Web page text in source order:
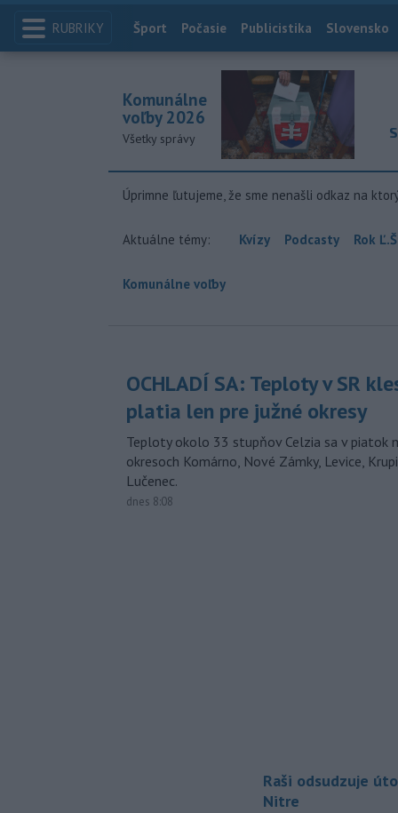
RUBRIKY Index
Šport Počasie Publicistika Slovensko
Komunálne
voľby 2026
Všetky správy
Úprimne ľutujeme, že sme nenašli odkaz na
Aktuálne témy: Kvízy Podcasty Rok
Komunálne voľby
OCHLADÍ SA: Teploty v SR
platia len pre južné okresy
Teploty okolo 33 stupňov Celzia sa v piatok
okresoch Komárno, Nové Zámky, Levice,
Lučenec.
dnes 8:08
Raši odsudzuje
Nitre